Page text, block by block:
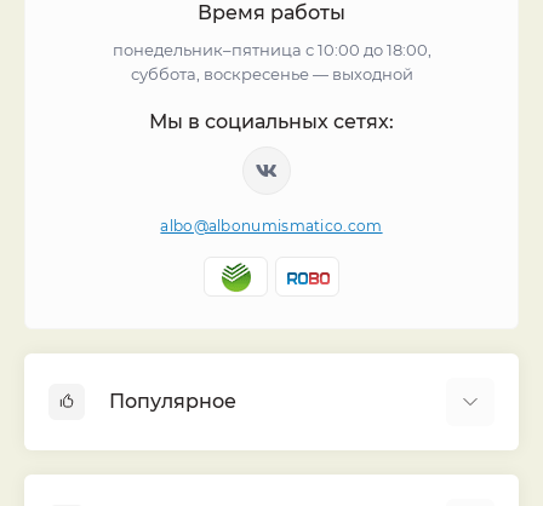
Время работы
понедельник–пятница с 10:00 до 18:00,
суббота, воскресенье — выходной
Мы в социальных сетях:
albo@albonumismatico.com
Популярное